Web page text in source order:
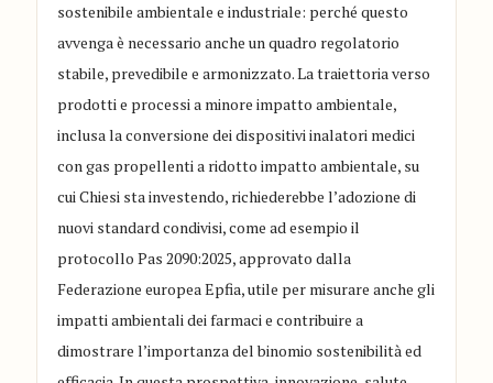
sostenibile ambientale e industriale: perché questo
avvenga è necessario anche un quadro regolatorio
stabile, prevedibile e armonizzato. La traiettoria verso
prodotti e processi a minore impatto ambientale,
inclusa la conversione dei dispositivi inalatori medici
con gas propellenti a ridotto impatto ambientale, su
cui Chiesi sta investendo, richiederebbe l’adozione di
nuovi standard condivisi, come ad esempio il
protocollo Pas 2090:2025, approvato dalla
Federazione europea Epfia, utile per misurare anche gli
impatti ambientali dei farmaci e contribuire a
dimostrare l’importanza del binomio sostenibilità ed